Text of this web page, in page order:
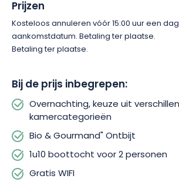
Prijzen
Kosteloos annuleren vóór 15:00 uur een
aankomstdatum. Betaling ter plaatse.
Betaling ter plaatse.
Bij de prijs inbegrepen:
Overnachting, keuze uit
kamercategorieën
Bio & Gourmand" Ontbijt
1u10 boottocht voor 2 personen
Gratis WIFI